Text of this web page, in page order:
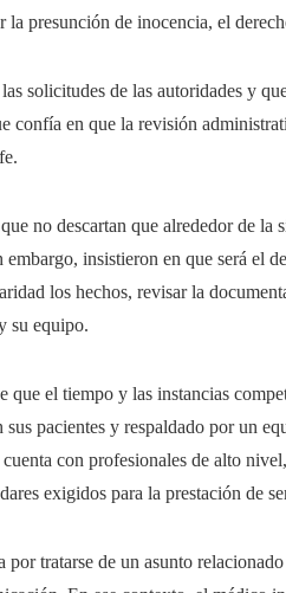
la presunción de inocencia, el
solicitudes de las autoridades y
confía en que la revisión
no descartan que alrededor de la
insistieron en que será el
los hechos, revisar la
su equipo.
el tiempo y las instancias
pacientes y respaldado por un
con profesionales de alto
exigidos para la prestación de
tratarse de un asunto